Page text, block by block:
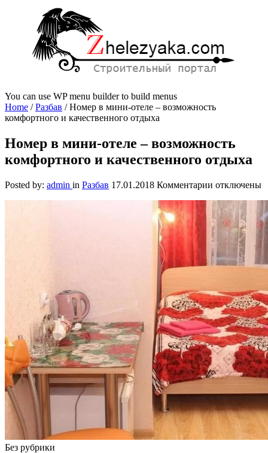
You can use WP menu builder to build menus
Home /Разбав /Номер в мини-отеле – возможность
комфортного и качественного отдыха
Номер в мини-отеле – возможность
комфортного и качественного отдыха
Posted by: admin in Разбав 17.01.2018 Комментарии к
Номер
в
мини-
отеле
–
возможность
комфортного
отдыха
отключены
Без рубрики